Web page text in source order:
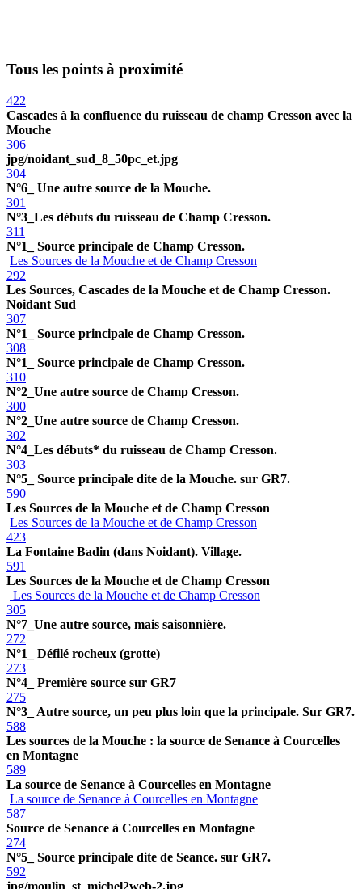
Tous les points à proximité
422
Cascades à la confluence du ruisseau de champ Cresson avec la
Mouche
306
jpg/noidant_sud_8_50pc_et.jpg
304
N°6_ Une autre source de la Mouche.
301
N°3_Les débuts du ruisseau de Champ Cresson.
311
N°1_ Source principale de Champ Cresson.
Les Sources de la Mouche et de Champ Cresson
292
Les Sources, Cascades de la Mouche et de Champ Cresson.
Noidant Sud
307
N°1_ Source principale de Champ Cresson.
308
N°1_ Source principale de Champ Cresson.
310
N°2_Une autre source de Champ Cresson.
300
N°2_Une autre source de Champ Cresson.
302
N°4_Les débuts* du ruisseau de Champ Cresson.
303
N°5_ Source principale dite de la Mouche. sur GR7.
590
Les Sources de la Mouche et de Champ Cresson
Les Sources de la Mouche et de Champ Cresson
423
La Fontaine Badin (dans Noidant). Village.
591
Les Sources de la Mouche et de Champ Cresson
Les Sources de la Mouche et de Champ Cresson
305
N°7_Une autre source, mais saisonnière.
272
N°1_ Défilé rocheux (grotte)
273
N°4_ Première source sur GR7
275
N°3_ Autre source, un peu plus loin que la principale. Sur GR7.
588
Les sources de la Mouche : la source de Senance à Courcelles
en Montagne
589
La source de Senance à Courcelles en Montagne
La source de Senance à Courcelles en Montagne
587
Source de Senance à Courcelles en Montagne
274
N°5_ Source principale dite de Seance. sur GR7.
592
jpg/moulin_st_michel2web-2.jpg